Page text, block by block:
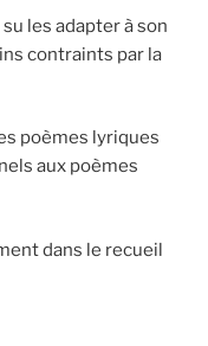
les adapter à son
contraints par la
poèmes lyriques
aux poèmes
dans le recueil